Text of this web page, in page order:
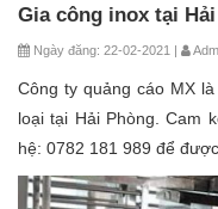
Gia công inox tại
Ngày đăng: 22-02-2021 |
Công ty quảng cáo MX
loại tại Hải Phòng. Cam
hệ: 0782 181 989 để